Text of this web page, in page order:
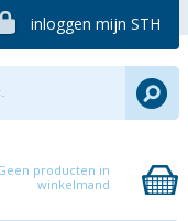
inloggen mijn STH
producten in
winkelmand